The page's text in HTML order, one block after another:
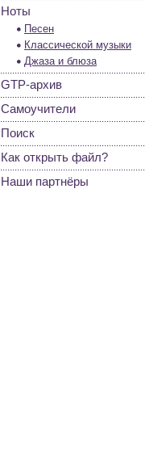
Ноты
Песен
Классической музыки
Джаза и блюза
GTP-архив
Самоучители
Поиск
Как открыть файл?
Наши партнёры